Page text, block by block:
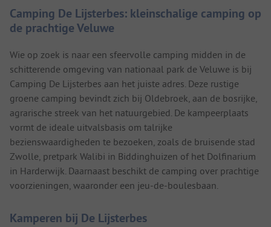
Camping De Lijsterbes: kleinschalige camping op
de prachtige Veluwe
Wie op zoek is naar een sfeervolle camping midden in de
schitterende omgeving van nationaal park de Veluwe is bij
Camping De Lijsterbes aan het juiste adres. Deze rustige
groene camping bevindt zich bij Oldebroek, aan de bosrijke,
agrarische streek van het natuurgebied. De kampeerplaats
vormt de ideale uitvalsbasis om talrijke
bezienswaardigheden te bezoeken, zoals de bruisende stad
Zwolle, pretpark Walibi in Biddinghuizen of het Dolfinarium
in Harderwijk. Daarnaast beschikt de camping over prachtige
voorzieningen, waaronder een jeu-de-boulesbaan.
Kamperen bij De Lijsterbes